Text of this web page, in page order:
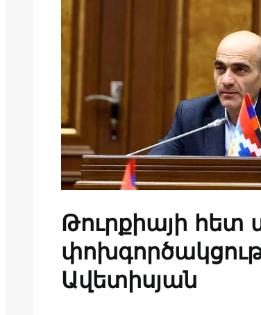
Թուրքիայի
Ավետիսյան